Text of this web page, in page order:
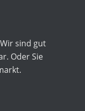
sind gut
Oder Sie